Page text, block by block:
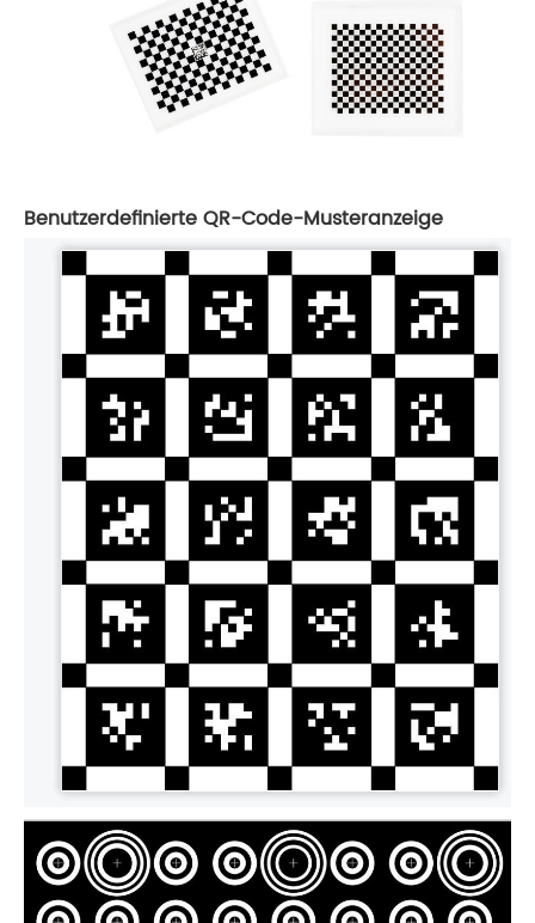
Benutzerdefinierte QR-Code-Musteranzeige